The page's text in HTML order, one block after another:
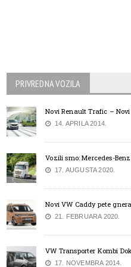
PRIVREDNA VOZILA
Novi Renault Trafic –
14. APRILA 2014.
Vozili smo: Mercedes-
17. AUGUSTA 2020.
Novi VW Caddy pete
21. FEBRUARA 2020.
VW Transporter Kombi
17. NOVEMBRA 2014.